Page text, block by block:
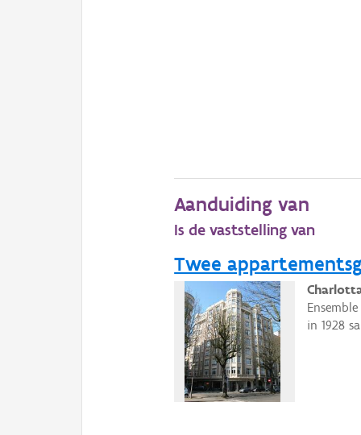
Aanduiding van
Is de vaststelling van
Twee
in 1928